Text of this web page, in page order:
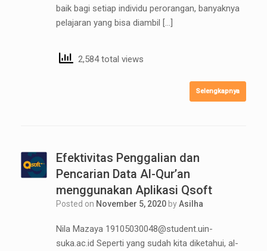
baik bagi setiap individu perorangan, banyaknya
pelajaran yang bisa diambil […]
2,584 total views
Selengkapnya
Efektivitas Penggalian dan
Pencarian Data Al-Qur’an
menggunakan Aplikasi Qsoft
Posted on November 5, 2020 byAsilha
Nila Mazaya 19105030048@student.uin-
suka.ac.id Seperti yang sudah kita diketahui, al-